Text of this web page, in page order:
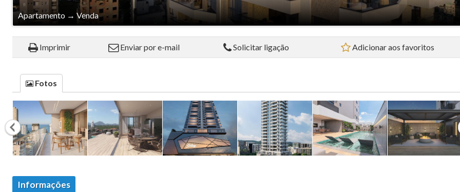
Terreno (38)
Apartamento → Venda
Imprimir Enviar por e-mail Solicitar ligação Adicionar aos favoritos
Fotos
Informações